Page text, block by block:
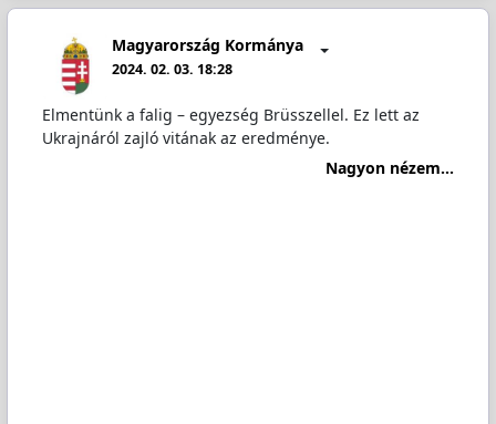
Magyarország Kormánya
2024. 02. 03. 18:28
Elmentünk a falig – egyezség Brüsszellel. Ez lett az
Ukrajnáról zajló vitának az eredménye.
Nagyon nézem...